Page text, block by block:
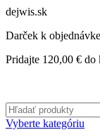
dejwis.sk
Darček k
Pridajte 120,00 € do
Vyberte kategóriu